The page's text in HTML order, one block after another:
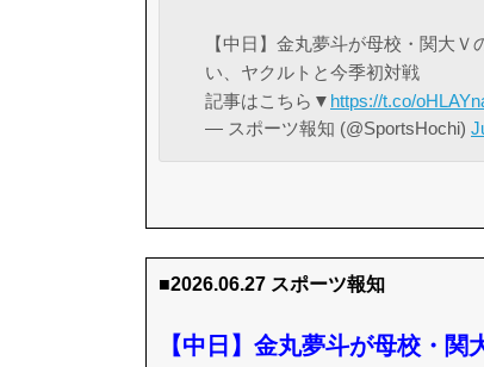
【中日】金丸夢斗が母校・関大
い、ヤクルトと今季初対戦
記事はこちら▼ https://t.co/
— スポーツ報知 (@SportsHochi)
■2026.06.27 スポーツ報知
【中日】金丸夢斗が母校・